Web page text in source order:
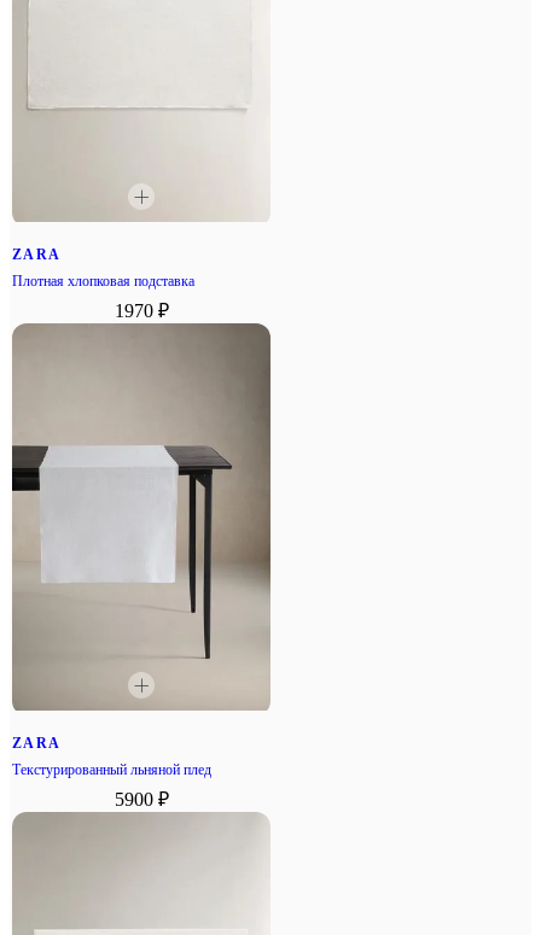
ZARA
Плотная хлопковая подставка
1970 ₽
ZARA
Текстурированный льняной плед
5900 ₽